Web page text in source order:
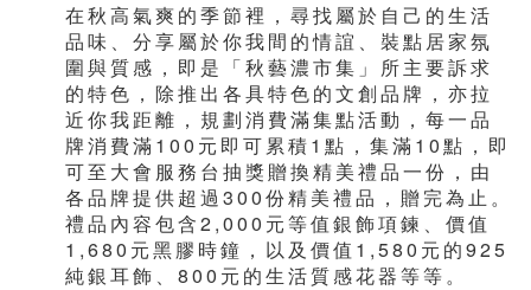
在秋高氣爽的季節裡，尋找屬於自己的生活
品味、分享屬於你我間的情誼、裝點居家氛
圍與質感，即是「秋藝濃市集」所主要訴求
的特色，除推出各具特色的文創品牌，亦拉
近你我距離，規劃消費滿集點活動，每一品
牌消費滿100元即可累積1點，集滿10點，即
可至大會服務台抽獎贈換精美禮品一份，由
各品牌提供超過300份精美禮品，贈完為止。
禮品內容包含2,000元等值銀飾項鍊、價值
1,680元黑膠時鐘，以及價值1,580元的925
純銀耳飾、800元的生活質感花器等等。